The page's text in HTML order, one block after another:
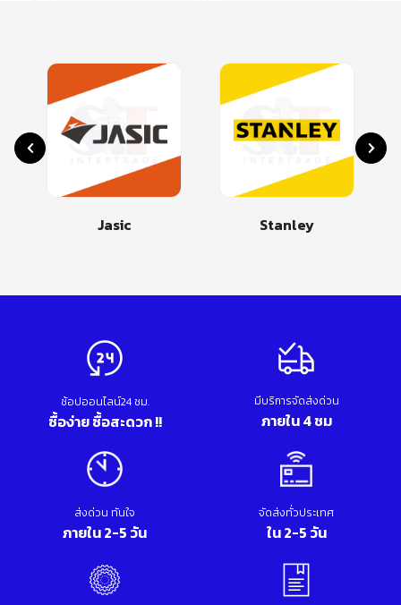
Jasic Stanley
ช้อปออนไลน์24 ชม.
ซื้อง่าย ซื้อสะดวก !!
มีบริการจัดส่งด่วน
ภายใน 4 ชม
ส่งด่วน ทันใจ
ภายใน 2-5 วัน
จัดส่งทั่วประเทศ
ใน 2-5 วัน